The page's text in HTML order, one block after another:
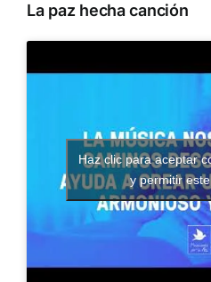
La paz hecha canción
Haz clic para aceptar
y permitir